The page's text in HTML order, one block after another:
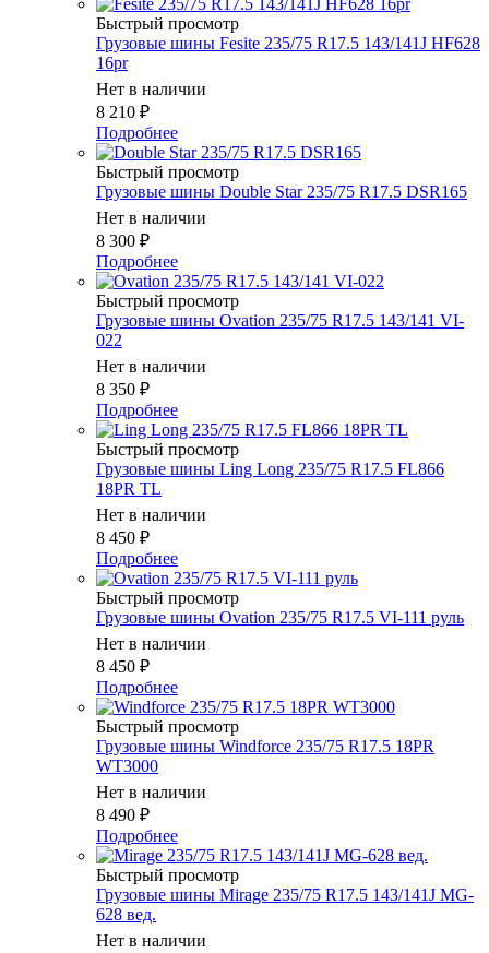
Быстрый просмотр
Грузовые шины Fesite 235/75 R17.5 143/141J HF628
16pr
Нет в наличии
8 210 ₽
Подробнее
Быстрый просмотр
Грузовые шины Double Star 235/75 R17.5 DSR165
Нет в наличии
8 300 ₽
Подробнее
Быстрый просмотр
Грузовые шины Ovation 235/75 R17.5 143/141 VI-
022
Нет в наличии
8 350 ₽
Подробнее
Быстрый просмотр
Грузовые шины Ling Long 235/75 R17.5 FL866
18PR TL
Нет в наличии
8 450 ₽
Подробнее
Быстрый просмотр
Грузовые шины Ovation 235/75 R17.5 VI-111 руль
Нет в наличии
8 450 ₽
Подробнее
Быстрый просмотр
Грузовые шины Windforce 235/75 R17.5 18PR
WT3000
Нет в наличии
8 490 ₽
Подробнее
Быстрый просмотр
Грузовые шины Mirage 235/75 R17.5 143/141J MG-
628 вед.
Нет в наличии